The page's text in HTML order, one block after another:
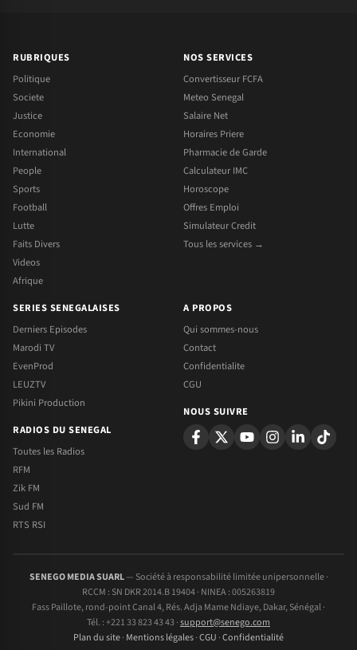
RUBRIQUES
Politique
Societe
Justice
Economie
International
People
Sports
Football
Lutte
Faits Divers
Videos
Afrique
NOS SERVICES
Convertisseur FCFA
Meteo Senegal
Salaire Net
Horaires Priere
Pharmacie de Garde
Calculateur IMC
Horoscope
Offres Emploi
Simulateur Credit
Tous les services →
SERIES SENEGALAISES
Derniers Episodes
Marodi TV
EvenProd
LEUZTV
Pikini Production
RADIOS DU SENEGAL
Toutes les Radios
RFM
Zik FM
Sud FM
RTS RSI
A PROPOS
Qui sommes-nous
Contact
Confidentialite
CGU
NOUS SUIVRE
SENEGO MEDIA SUARL— Société à responsabilité limitée unipersonnelle ·
RCCM : SN DKR 2014.B 19404 · NINEA : 005263819
Fass Paillote, rond-point Canal 4, Rés. Adja Mame Ndiaye, Dakar, Sénégal ·
Tél. : +221 33 823 43 43 ·support@senego.com
Plan du site· Mentions légales·CGU ·Confidentialité